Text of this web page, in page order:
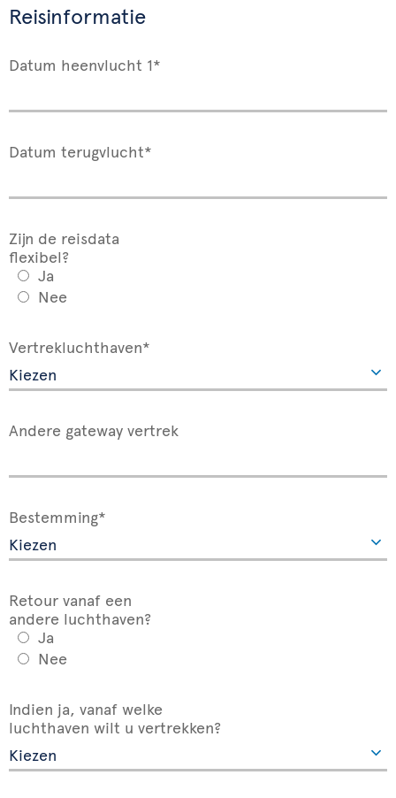
Reisinformatie
Datum heenvlucht 1*
Datum terugvlucht*
Zijn de reisdata
flexibel?
Ja
Nee
Vertrekluchthaven*
Andere gateway vertrek
Bestemming*
Retour vanaf een
andere luchthaven?
Ja
Nee
Indien ja, vanaf welke
luchthaven wilt u vertrekken?